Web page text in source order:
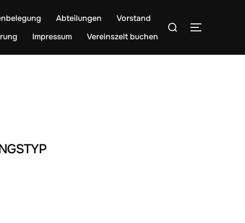
Abteilungen
Vorstand
Impressum Vereinszelt buchen
Suchen